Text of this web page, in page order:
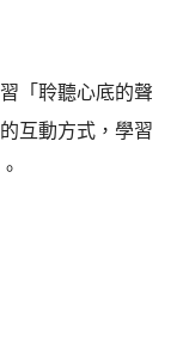
「聆聽心底的聲
互動方式，學習